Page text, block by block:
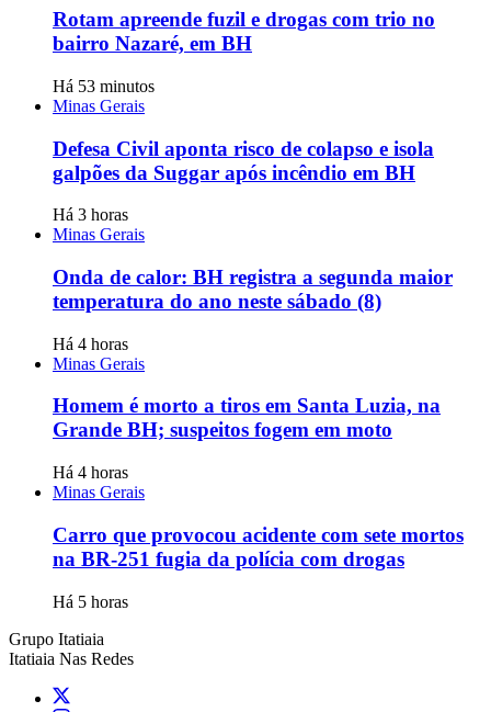
Rotam apreende fuzil e drogas com trio no
bairro Nazaré, em BH
Há 53 minutos
Minas Gerais
Defesa Civil aponta risco de colapso e isola
galpões da Suggar após incêndio em BH
Há 3 horas
Minas Gerais
Onda de calor: BH registra a segunda maior
temperatura do ano neste sábado (8)
Há 4 horas
Minas Gerais
Homem é morto a tiros em Santa Luzia, na
Grande BH; suspeitos fogem em moto
Há 4 horas
Minas Gerais
Carro que provocou acidente com sete mortos
na BR-251 fugia da polícia com drogas
Há 5 horas
Grupo Itatiaia
Itatiaia Nas Redes